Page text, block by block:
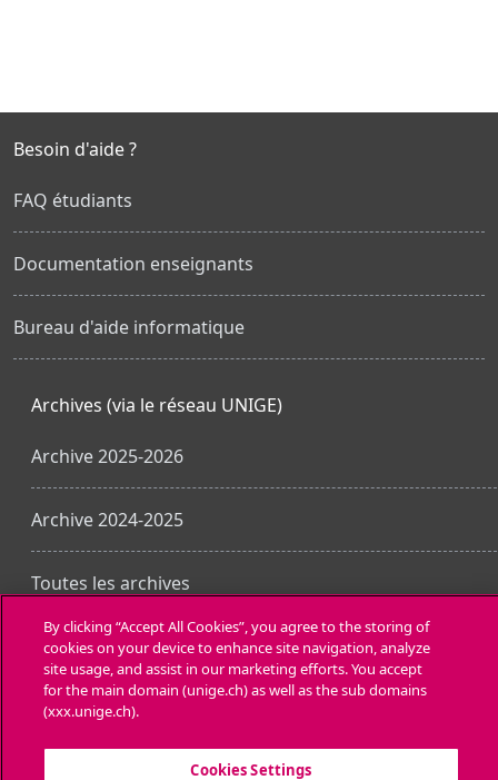
Besoin d'aide ?
FAQ étudiants
Documentation enseignants
Bureau d'aide informatique
Archives (via le réseau UNIGE)
Archive 2025-2026
Archive 2024-2025
Toutes les archives
Obtenir l’app mobile
By clicking “Accept All Cookies”, you agree to the storing of
cookies on your device to enhance site navigation, analyze
site usage, and assist in our marketing efforts. You accept
for the main domain (unige.ch) as well as the sub domains
(xxx.unige.ch).
Cookies Settings